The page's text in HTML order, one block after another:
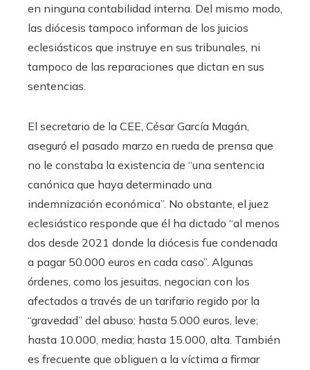
en ninguna contabilidad interna. Del mismo modo,
las diócesis tampoco informan de los juicios
eclesiásticos que instruye en sus tribunales, ni
tampoco de las reparaciones que dictan en sus
sentencias.
El secretario de la CEE, César García Magán,
aseguró el pasado marzo en rueda de prensa que
no le constaba la existencia de “una sentencia
canónica que haya determinado una
indemnización económica”. No obstante, el juez
eclesiástico responde que él ha dictado “al menos
dos desde 2021 donde la diócesis fue condenada
a pagar 50.000 euros en cada caso”. Algunas
órdenes, como los jesuitas, negocian con los
afectados a través de un tarifario regido por la
“gravedad” del abuso: hasta 5.000 euros, leve;
hasta 10.000, media; hasta 15.000, alta. También
es frecuente que obliguen a la víctima a firmar